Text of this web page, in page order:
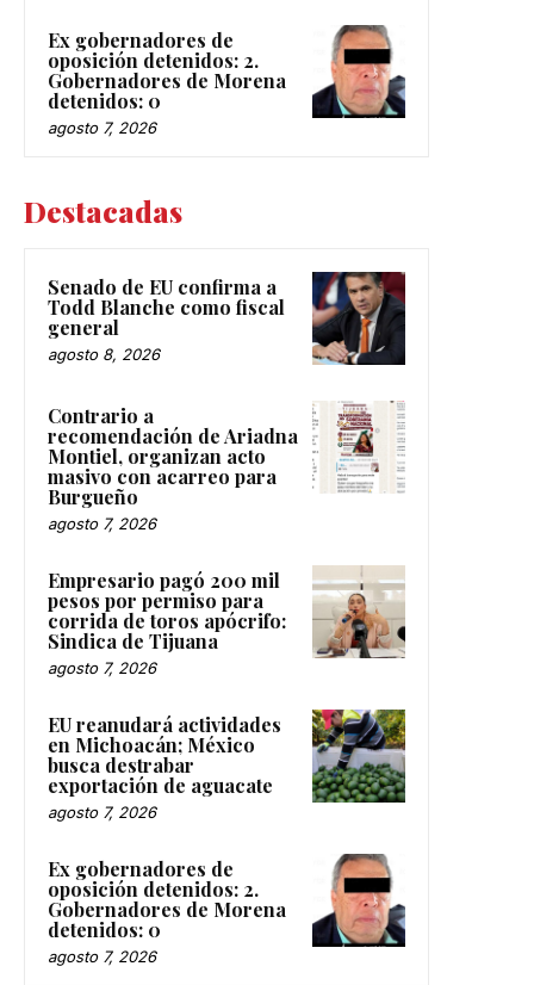
Ex gobernadores de
oposición detenidos: 2.
Gobernadores de Morena
detenidos: 0
agosto 7, 2026
Destacadas
Senado de EU confirma a
Todd Blanche como fiscal
general
agosto 8, 2026
Contrario a
recomendación de Ariadna
Montiel, organizan acto
masivo con acarreo para
Burgueño
agosto 7, 2026
Empresario pagó 200 mil
pesos por permiso para
corrida de toros apócrifo:
Sindica de Tijuana
agosto 7, 2026
EU reanudará actividades
en Michoacán; México
busca destrabar
exportación de aguacate
agosto 7, 2026
Ex gobernadores de
oposición detenidos: 2.
Gobernadores de Morena
detenidos: 0
agosto 7, 2026